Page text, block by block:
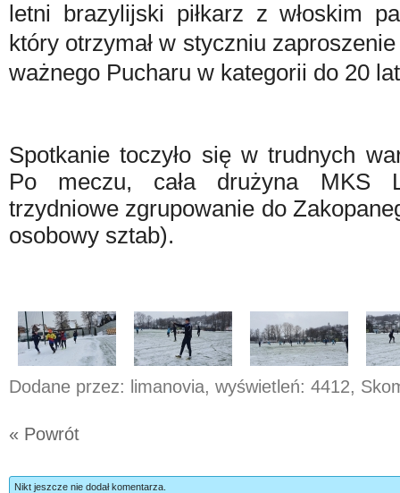
letni brazylijski piłkarz z włoskim
który otrzymał w styczniu
ważnego Pucharu w kategorii do 20
Spotkanie toczyło się w trudnych
Po meczu, cała drużyna MKS
trzydniowe zgrupowanie do
osobowy sztab).
Dodane przez: limanovia, wyświetleń: 4412,
« Powrót
Nikt jeszcze nie dodał komentarza.